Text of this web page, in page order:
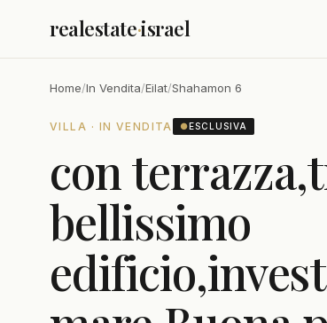
realestate·israel
Home/In Vendita/Eilat/Shahamon 6
VILLA · IN VENDITA ●ESCLUSIVA
con
bellissimo